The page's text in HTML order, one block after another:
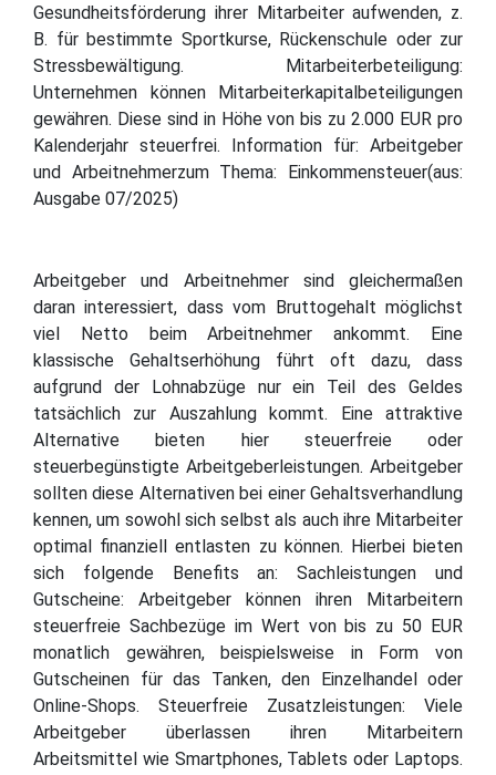
Gesundheitsförderung ihrer Mitarbeiter aufwenden, z.
B. für bestimmte Sportkurse, Rückenschule oder zur
Stressbewältigung. Mitarbeiterbeteiligung:
Unternehmen können Mitarbeiterkapitalbeteiligungen
gewähren. Diese sind in Höhe von bis zu 2.000 EUR pro
Kalenderjahr steuerfrei. Information für: Arbeitgeber
und Arbeitnehmerzum Thema: Einkommensteuer(aus:
Ausgabe 07/2025)
Arbeitgeber und Arbeitnehmer sind gleichermaßen
daran interessiert, dass vom Bruttogehalt möglichst
viel Netto beim Arbeitnehmer ankommt. Eine
klassische Gehaltserhöhung führt oft dazu, dass
aufgrund der Lohnabzüge nur ein Teil des Geldes
tatsächlich zur Auszahlung kommt. Eine attraktive
Alternative bieten hier steuerfreie oder
steuerbegünstigte Arbeitgeberleistungen. Arbeitgeber
sollten diese Alternativen bei einer Gehaltsverhandlung
kennen, um sowohl sich selbst als auch ihre Mitarbeiter
optimal finanziell entlasten zu können. Hierbei bieten
sich folgende Benefits an: Sachleistungen und
Gutscheine: Arbeitgeber können ihren Mitarbeitern
steuerfreie Sachbezüge im Wert von bis zu 50 EUR
monatlich gewähren, beispielsweise in Form von
Gutscheinen für das Tanken, den Einzelhandel oder
Online-Shops. Steuerfreie Zusatzleistungen: Viele
Arbeitgeber überlassen ihren Mitarbeitern
Arbeitsmittel wie Smartphones, Tablets oder Laptops.